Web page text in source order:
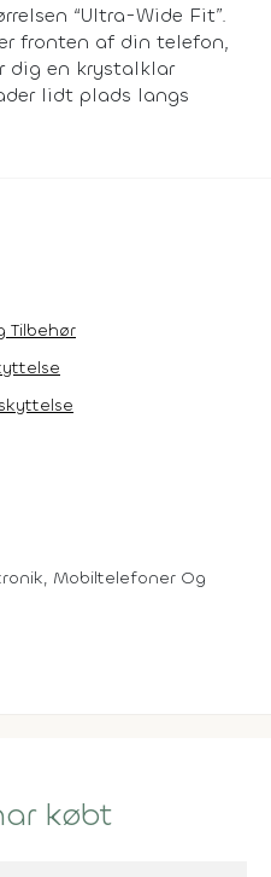
“Ultra-Wide Fit”.
fronten af din telefon,
dig en krystalklar
lidt plads langs
Tilbehør
Mobiltelefoner Og
købt